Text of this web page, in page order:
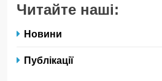
Читайте наші:
Новини
Публікації